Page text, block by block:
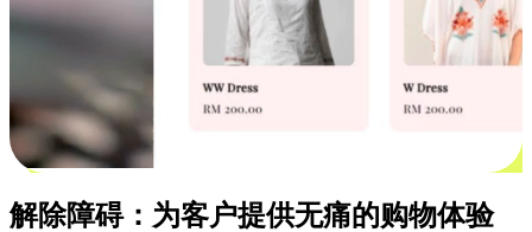
解除障碍：为客户提供无痛的购物体验